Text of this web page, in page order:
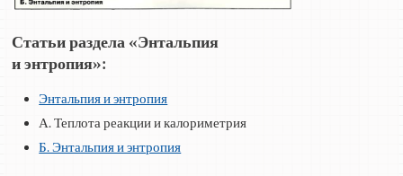
Статьи раздела «Энтальпия
и энтропия»:
Энтальпия и энтропия
А. Теплота реакции и калориметрия
Б. Энтальпия и энтропия